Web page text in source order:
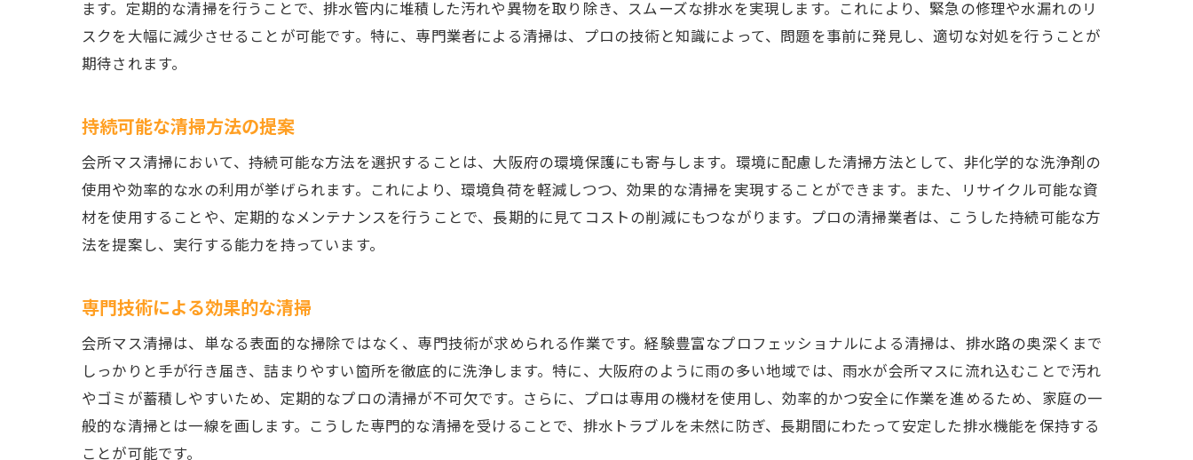
なぜ会所マス清掃が必要なのか
ます。定期的な清掃を行うことで、排水管内に堆積した汚れや異物を取り除き、スムーズな排水を実現します。これにより、緊急の修理や水漏れのリ
スクを大幅に減少させることが可能です。特に、専門業者による清掃は、プロの技術と知識によって、問題を事前に発見し、適切な対処を行うことが
期待されます。
持続可能な清掃方法の提案
会所マス清掃において、持続可能な方法を選択することは、大阪府の環境保護にも寄与します。環境に配慮した清掃方法として、非化学的な洗浄剤の
使用や効率的な水の利用が挙げられます。これにより、環境負荷を軽減しつつ、効果的な清掃を実現することができます。また、リサイクル可能な資
材を使用することや、定期的なメンテナンスを行うことで、長期的に見てコストの削減にもつながります。プロの清掃業者は、こうした持続可能な方
法を提案し、実行する能力を持っています。
専門技術による効果的な清掃
会所マス清掃は、単なる表面的な掃除ではなく、専門技術が求められる作業です。経験豊富なプロフェッショナルによる清掃は、排水路の奥深くまで
しっかりと手が行き届き、詰まりやすい箇所を徹底的に洗浄します。特に、大阪府のように雨の多い地域では、雨水が会所マスに流れ込むことで汚れ
やゴミが蓄積しやすいため、定期的なプロの清掃が不可欠です。さらに、プロは専用の機材を使用し、効率的かつ安全に作業を進めるため、家庭の一
般的な清掃とは一線を画します。こうした専門的な清掃を受けることで、排水トラブルを未然に防ぎ、長期間にわたって安定した排水機能を保持する
ことが可能です。